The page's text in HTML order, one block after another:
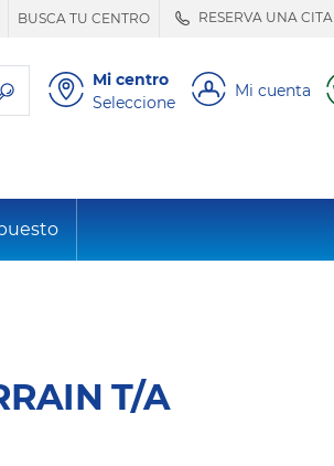
BUSCA TU CENTRO RESERVA UNA CITA
Mi centro
Seleccione
Mi cuenta
T/A